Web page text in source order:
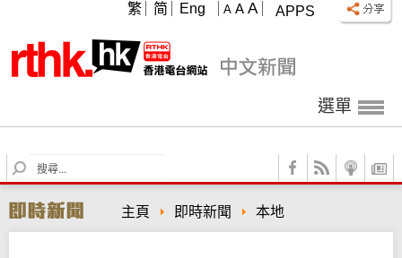
APPS
A A A
繁 简 Eng
選單
S
e
r
c
主頁 即時新聞 本地